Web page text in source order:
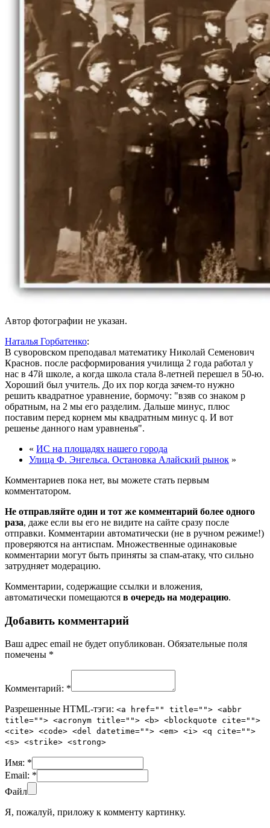
Автор фотографии не указан.
Наталья Горбатенко:
В суворовском преподавал математику Николай Семенович
Краснов. после расформирования училища 2 года работал у
нас в 47й школе, а когда школа стала 8-летней перешел в 50-ю.
Хороший был учитель. До их пор когда зачем-то нужно
решить квадратное уравнение, бормочу:
взяв со знаком p
обратным, на 2 мы его разделим. Дальше минус, плюс
поставим перед корнем мы квадратным минус q. И вот
решенье данного нам уравненья .
« ИС на площадях нашего города
Улица Ф. Энгельса. Остановка Алайский рынок »
Комментариев пока нет, вы можете стать первым
комментатором.
Не отправляйте один и тот же комментарий более одного
раза, даже если вы его не видите на сайте сразу после
отправки. Комментарии автоматически (не в ручном режиме!)
проверяются на антиспам. Множественные одинаковые
комментарии могут быть приняты за спам-атаку, что сильно
затрудняет модерацию.
Комментарии, содержащие ссылки и вложения,
автоматически помещаются в очередь на модерацию.
Добавить комментарий
Ваш адрес email не будет опубликован. Обязательные поля
помечены *
Комментарий: *
Разрешенные HTML-тэги: <a href="" title=""> <abbr
title=""> <acronym title=""> <b> <blockquote cite="">
<cite> <code> <del datetime=""> <em> <i> <q cite="">
<s> <strike> <strong>
Имя: *
Email: *
Файл
Я, пожалуй, приложу к комменту картинку.